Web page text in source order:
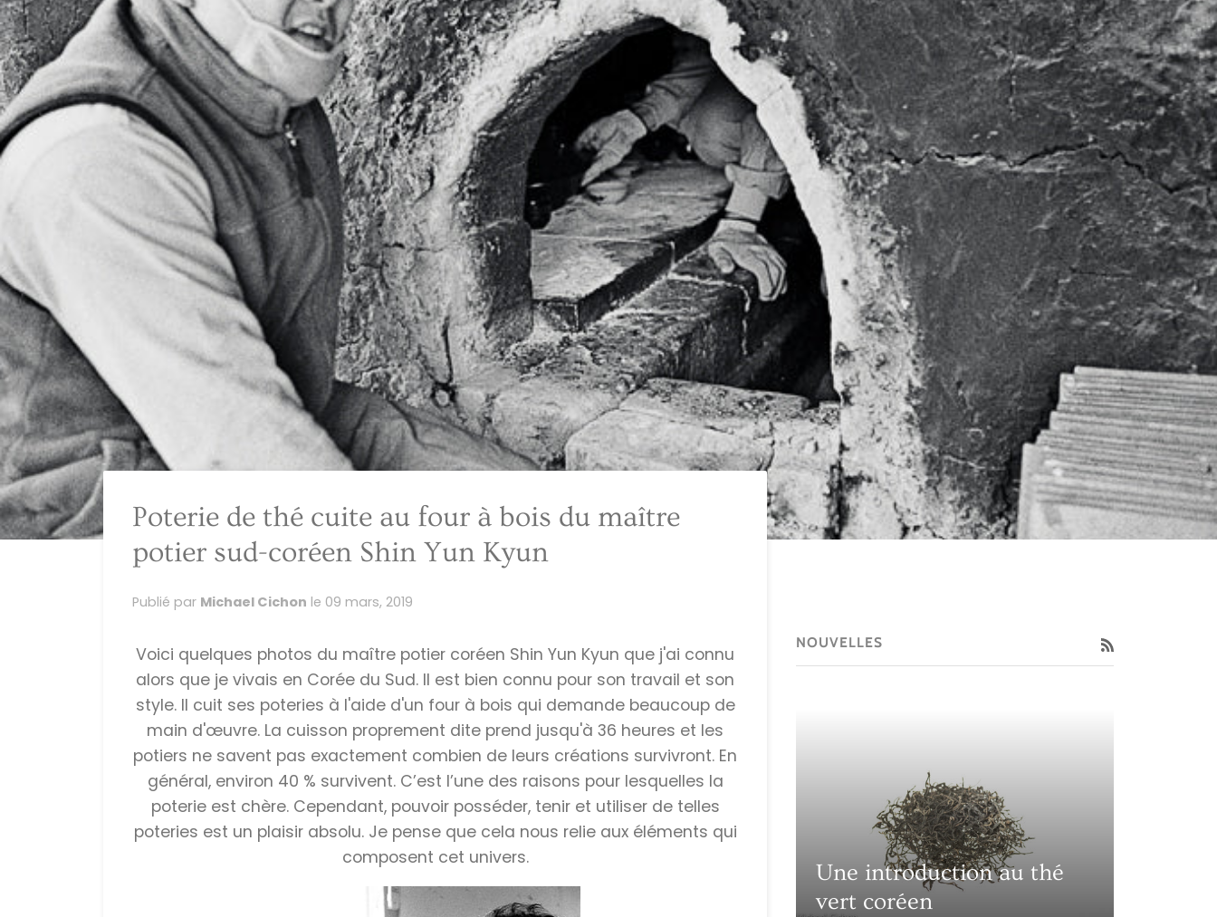
Poterie de thé cuite au four à bois du maître
potier sud-coréen Shin Yun Kyun
Publié par Michael Cichon le 09 mars, 2019
Voici quelques photos du maître potier coréen Shin Yun Kyun que j'ai connu
alors que je vivais en Corée du Sud. Il est bien connu pour son travail et son
style. Il cuit ses poteries à l'aide d'un four à bois qui demande beaucoup de
main d'œuvre. La cuisson proprement dite prend jusqu'à 36 heures et les
potiers ne savent pas exactement combien de leurs créations survivront. En
général, environ 40 % survivent. C’est l’une des raisons pour lesquelles la
poterie est chère. Cependant, pouvoir posséder, tenir et utiliser de telles
poteries est un plaisir absolu. Je pense que cela nous relie aux éléments qui
composent cet univers.
NOUVELLES RSS
Une introduction au thé
vert coréen